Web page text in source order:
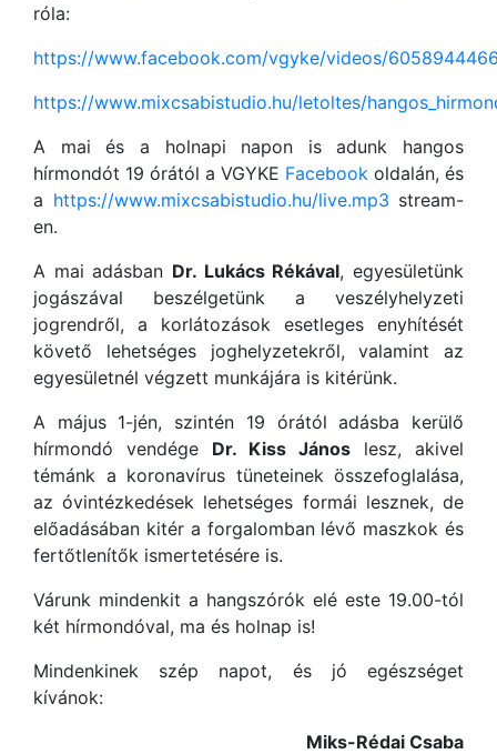
róla:
https://www.facebook.com/vgyke/videos/
https://www.mixcsabistudio.hu/letoltes/
A mai és a holnapi napon is adunk hangos
hírmondót 19 órától a VGYKE Facebook oldalán, és
a https://www.mixcsabistudio.hu/live.mp3 stream-
en.
A mai adásban Dr. Lukács Rékával, egyesületünk
jogászával beszélgetünk a veszélyhelyzeti
jogrendről, a korlátozások esetleges enyhítését
követő lehetséges joghelyzetekről, valamint az
egyesületnél végzett munkájára is kitérünk.
A május 1-jén, szintén 19 órától adásba kerülő
hírmondó vendége Dr. Kiss János lesz, akivel
témánk a koronavírus tüneteinek összefoglalása,
az óvintézkedések lehetséges formái lesznek, de
előadásában kitér a forgalomban lévő maszkok és
fertőtlenítők ismertetésére is.
Várunk mindenkit a hangszórók elé este 19.00-tól
két hírmondóval, ma és holnap is!
Mindenkinek szép napot, és jó egészséget
kívánok:
Miks-Rédai Csaba